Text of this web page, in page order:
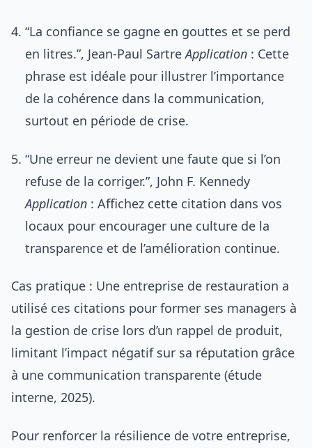
“La confiance se gagne en gouttes et se perd
en litres.”, Jean-Paul SartreApplication : Cette
phrase est idéale pour illustrer l’importance
de la cohérence dans la communication,
surtout en période de crise.
“Une erreur ne devient une faute que si l’on
refuse de la corriger.”, John F. Kennedy
Application : Affichez cette citation dans vos
locaux pour encourager une culture de la
transparence et de l’amélioration continue.
Cas pratique : Une entreprise de restauration a
utilisé ces citations pour former ses managers à
la gestion de crise lors d’un rappel de produit,
limitant l’impact négatif sur sa réputation grâce
à une communication transparente (étude
interne, 2025).
Pour renforcer la résilience de votre entreprise,